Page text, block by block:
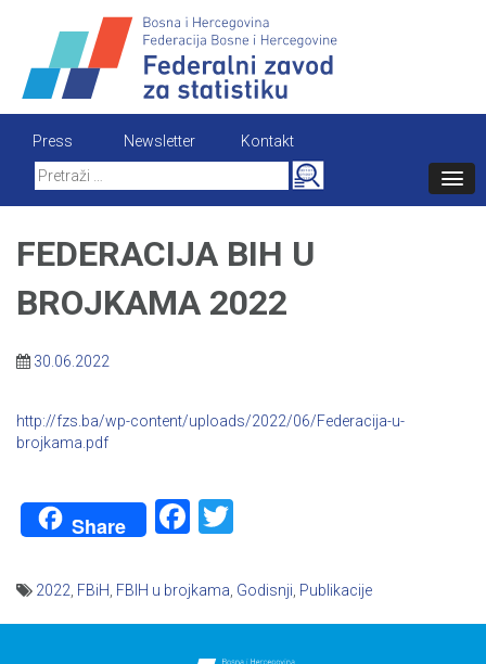
content
Press Newsletter
Kontakt
Search
for:
FEDERACIJA BIH U
BROJKAMA 2022
30.06.2022
http://fzs.ba/wp-content/uploads/2022/06/Federacija-u-
brojkama.pdf
Share Facebook
2022 FBiH FBIH u brojkama Godisnji Publikacije